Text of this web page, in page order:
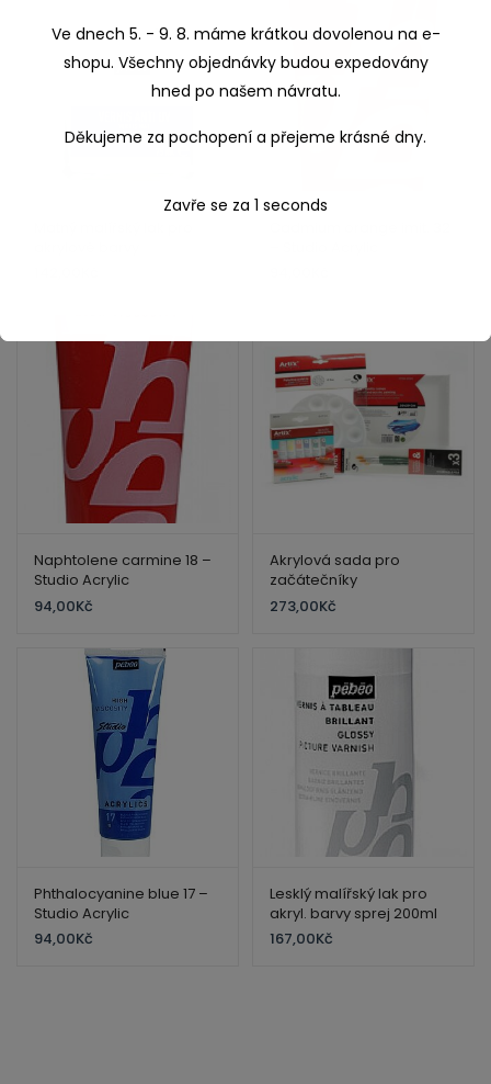
Naphtolene carmine 18 –
Studio Acrylic
94,00Kč
Akrylová sada pro
začátečníky
273,00Kč
Phthalocyanine blue 17 –
Studio Acrylic
94,00Kč
Lesklý malířský lak pro
akryl. barvy sprej 200ml
167,00Kč
Ve dnech 5. - 9. 8. máme krátkou dovolenou na e-
shopu. Všechny objednávky budou expedovány
hned po našem návratu.
Děkujeme za pochopení a přejeme krásné dny.
Zavře se za 1 seconds